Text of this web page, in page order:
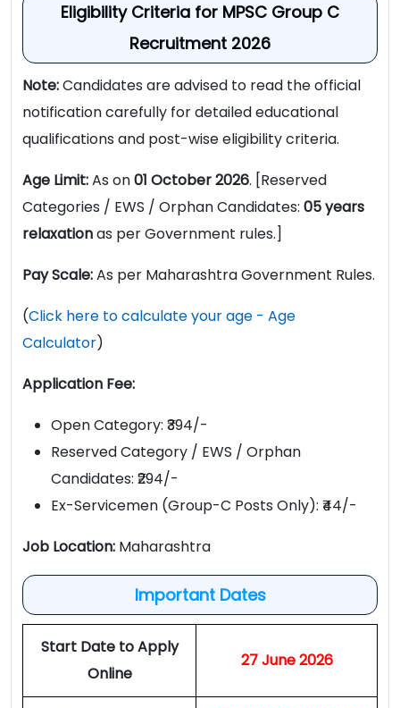
Eligibility Criteria for MPSC Group C
Recruitment 2026
Note:Candidates are advised to read the official
notification carefully for detailed educational
qualifications and post-wise eligibility criteria.
Age Limit:As on01 October 2026. [Reserved
Categories / EWS / Orphan Candidates: 05 years
relaxationas per Government rules.]
Pay Scale:As per Maharashtra Government Rules.
(Click here to calculate your age - Age
Calculator)
Application Fee:
Open Category: ₹394/-
Reserved Category / EWS / Orphan
Candidates: ₹294/-
Ex-Servicemen (Group-C Posts Only): ₹44/-
Job Location: Maharashtra
Important Dates
Start Date to Apply
Online
27 June 2026